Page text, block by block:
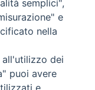
riservati - Vita
semplici",
e
nella
dei
puoi avere